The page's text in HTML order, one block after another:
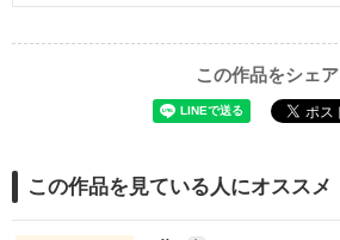
この作品をシェア
この作品を見ている人にオススメ